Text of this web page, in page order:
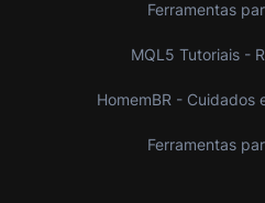
Ferramentas
MQL5 Tutoriais -
HomemBR - Cuidados
Ferramentas